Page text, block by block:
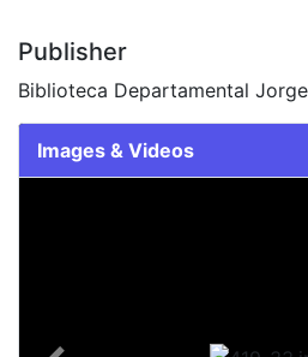
Publisher
Biblioteca Departamental
Images & Videos